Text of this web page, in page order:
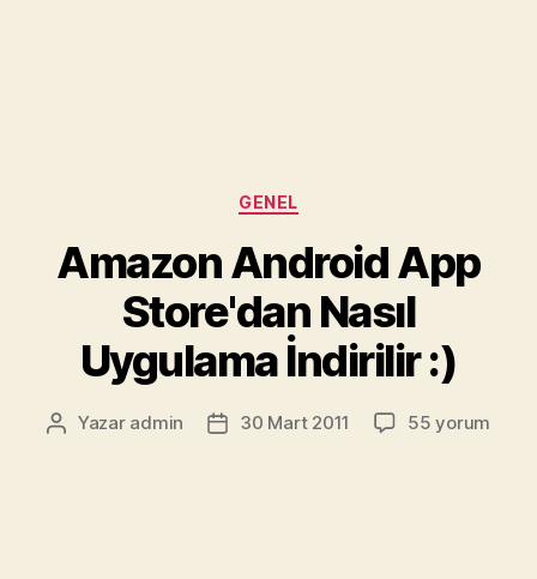
Kategoriler
GENEL
Amazon Android App
Store'dan Nasıl
Uygulama İndirilir :)
Yazının
Yazar admin
Yazı30 Mart 2011
Amazon
55 yorum